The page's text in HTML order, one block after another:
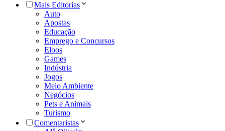
Mais Editorias
Auto
Apostas
Educação
Emprego e Concursos
Eloos
Games
Indústria
Jogos
Meio Ambiente
Negócios
Pets e Animais
Turismo
Comentaristas